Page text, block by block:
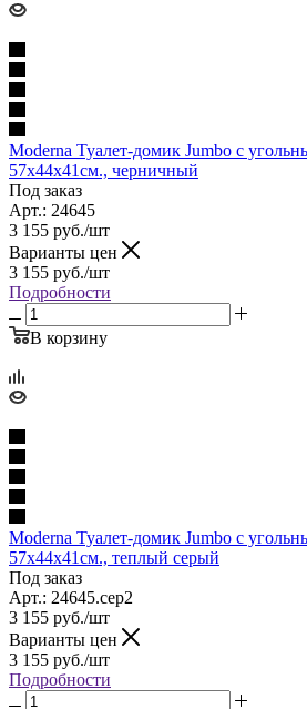
Moderna Туалет-домик Jumbo с
57х44х41см., черничный
Под заказ
Арт.: 24645
3 155 руб./шт
Варианты цен
3 155 руб./шт
Подробности
В корзину
Moderna Туалет-домик Jumbo с
57х44х41см., теплый серый
Под заказ
Арт.: 24645.сер2
3 155 руб./шт
Варианты цен
3 155 руб./шт
Подробности